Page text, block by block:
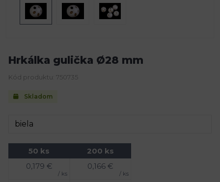
Hrkálka gulička Ø28 mm
Kód produktu: 750735
Skladom
50 ks
0,179 €
/ ks
200 ks
0,166 €
/ ks